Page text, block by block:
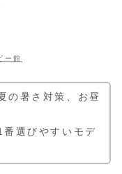
館
の暑さ対策、お昼
選びやすいモデ